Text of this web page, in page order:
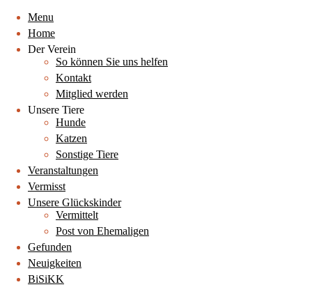
Menu
Home
Der Verein
So können Sie uns helfen
Kontakt
Mitglied werden
Unsere Tiere
Hunde
Katzen
Sonstige Tiere
Veranstaltungen
Vermisst
Unsere Glückskinder
Vermittelt
Post von Ehemaligen
Gefunden
Neuigkeiten
BiSiKK